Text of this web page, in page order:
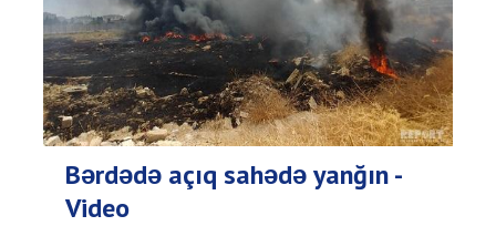
Bərdədə açıq sahədə yanğın -
Video